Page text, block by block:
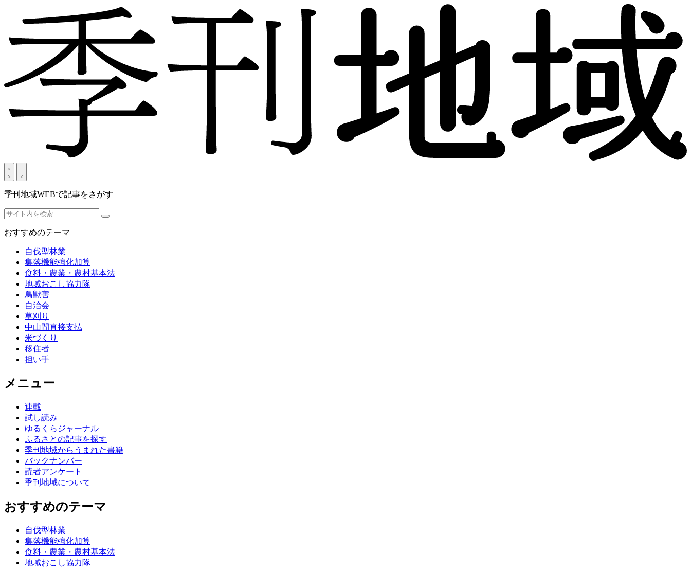
季刊地域WEBで記事をさがす
おすすめのテーマ
自伐型林業
集落機能強化加算
食料・農業・農村基本法
地域おこし協力隊
鳥獣害
自治会
草刈り
中山間直接支払
米づくり
移住者
担い手
メニュー
連載
試し読み
ゆるくらジャーナル
ふるさとの記事を探す
季刊地域からうまれた書籍
バックナンバー
読者アンケート
季刊地域について
おすすめのテーマ
自伐型林業
集落機能強化加算
食料・農業・農村基本法
地域おこし協力隊